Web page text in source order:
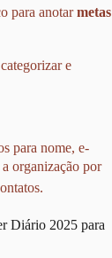
para anotarmetas
e
para nome, e-
organização por
Diário 2025 para